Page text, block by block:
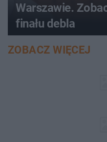
Warszawie.
finału debla
ZOBACZ WIĘCEJ